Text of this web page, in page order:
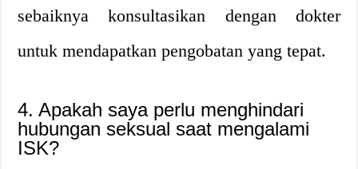
sebaiknya konsultasikan dengan dokter
untuk mendapatkan pengobatan yang tepat.
4. Apakah saya perlu menghindari
hubungan seksual saat mengalami
ISK?